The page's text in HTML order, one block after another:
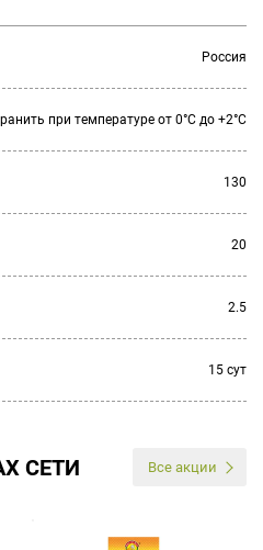
Россия
при температуре от 0°С до +2°С
130
20
2.5
15 сут
СЕТИ Все акции